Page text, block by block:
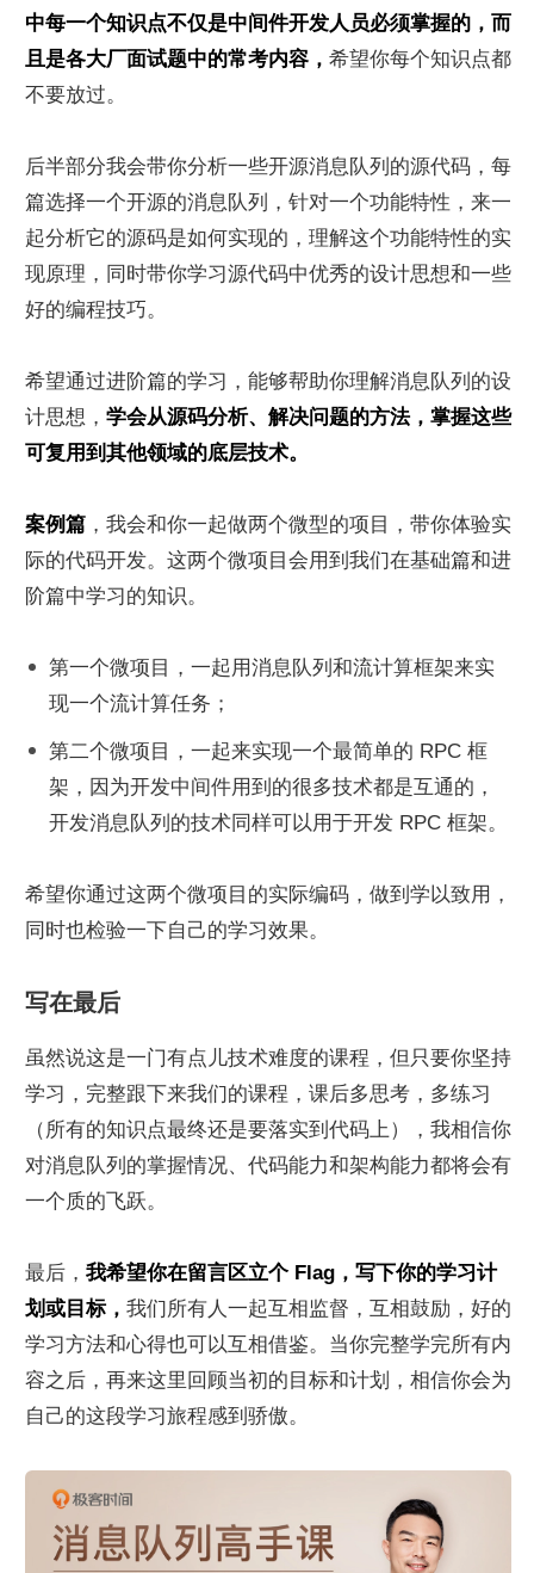
中每一个知识点不仅是中间件开发人员必须掌握的，而
且是各大厂面试题中的常考内容， 希望你每个知识点都
不要放过。
后半部分我会带你分析一些开源消息队列的源代码，每
篇选择一个开源的消息队列，针对一个功能特性，来一
起分析它的源码是如何实现的，理解这个功能特性的实
现原理，同时带你学习源代码中优秀的设计思想和一些
好的编程技巧。
希望通过进阶篇的学习，能够帮助你理解消息队列的设
计思想， 学会从源码分析、解决问题的方法，掌握这些
可复用到其他领域的底层技术。
案例篇 ，我会和你一起做两个微型的项目，带你体验实
际的代码开发。这两个微项目会用到我们在基础篇和进
阶篇中学习的知识。
第一个微项目，一起用消息队列和流计算框架来实
现一个流计算任务；
第二个微项目，一起来实现一个最简单的 RPC 框
架，因为开发中间件用到的很多技术都是互通的，
开发消息队列的技术同样可以用于开发 RPC 框架。
希望你通过这两个微项目的实际编码，做到学以致用，
同时也检验一下自己的学习效果。
写在最后
虽然说这是一门有点儿技术难度的课程，但只要你坚持
学习，完整跟下来我们的课程，课后多思考，多练习
（所有的知识点最终还是要落实到代码上），我相信你
对消息队列的掌握情况、代码能力和架构能力都将会有
一个质的飞跃。
最后， 我希望你在留言区立个 Flag，写下你的学习计
划或目标， 我们所有人一起互相监督，互相鼓励，好的
学习方法和心得也可以互相借鉴。当你完整学完所有内
容之后，再来这里回顾当初的目标和计划，相信你会为
自己的这段学习旅程感到骄傲。